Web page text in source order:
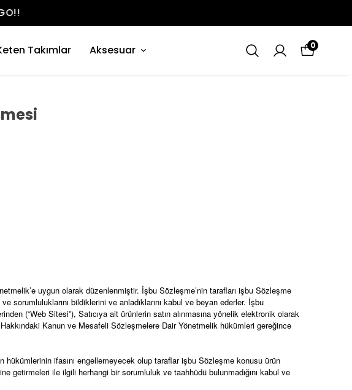
Takımlar Aksesuar 0
uygun olarak düzenlenmiştir. İşbu Sözleşme’nin tarafları işbu Sözleşme
sorumluluklarını bildiklerini ve anladıklarını kabul ve beyan ederler. İşbu
(“Web Sitesi”), Satıcıya ait ürünlerin satın alınmasına yönelik elektronik olarak
Kanun ve Mesafeli Sözleşmelere Dair Yönetmelik hükümleri gereğince
ifasını engellemeyecek olup taraflar işbu Sözleşme konusu ürün
getirmeleri ile ilgili herhangi bir sorumluluk ve taahhüdü bulunmadığını kabul ve